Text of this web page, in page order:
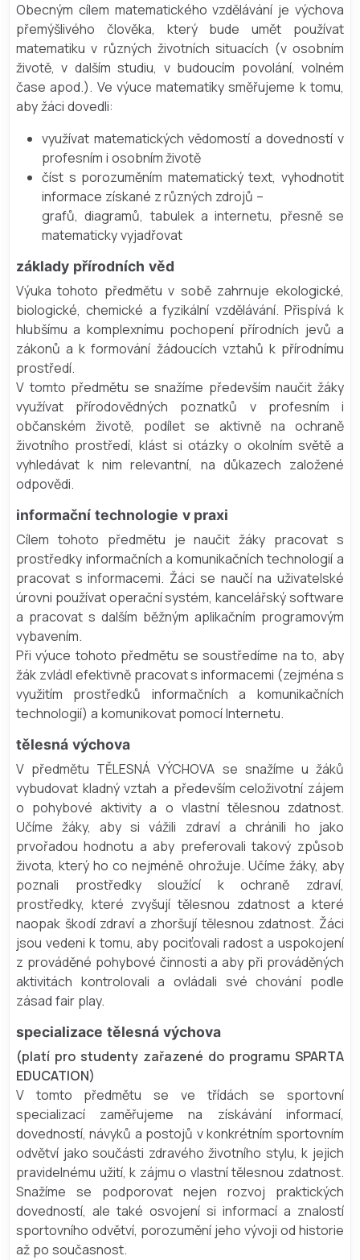
Obecným cílem matematického vzdělávání je výchova
přemýšlivého člověka, který bude umět používat
matematiku v různých životních situacích (v osobním
životě, v dalším studiu, v budoucím povolání, volném
čase apod.). Ve výuce matematiky směřujeme k tomu,
aby žáci dovedli:
využívat matematických vědomostí a dovedností v
profesním i osobním životě
číst s porozuměním matematický text, vyhodnotit
informace získané z různých zdrojů –
grafů, diagramů, tabulek a internetu, přesně se
matematicky vyjadřovat
základy přírodních věd
Výuka tohoto předmětu v sobě zahrnuje ekologické,
biologické, chemické a fyzikální vzdělávání. Přispívá k
hlubšímu a komplexnímu pochopení přírodních jevů a
zákonů a k formování žádoucích vztahů k přírodnímu
prostředí.
V tomto předmětu se snažíme především naučit žáky
využívat přírodovědných poznatků v profesním i
občanském životě, podílet se aktivně na ochraně
životního prostředí, klást si otázky o okolním světě a
vyhledávat k nim relevantní, na důkazech založené
odpovědi.
informační technologie v praxi
Cílem tohoto předmětu je naučit žáky pracovat s
prostředky informačních a komunikačních technologií a
pracovat s informacemi. Žáci se naučí na uživatelské
úrovni používat operační systém, kancelářský software
a pracovat s dalším běžným aplikačním programovým
vybavením.
Při výuce tohoto předmětu se soustředíme na to, aby
žák zvládl efektivně pracovat s informacemi (zejména s
využitím prostředků informačních a komunikačních
technologií) a komunikovat pomocí Internetu.
tělesná výchova
V předmětu TĚLESNÁ VÝCHOVA se snažíme u žáků
vybudovat kladný vztah a především celoživotní zájem
o pohybové aktivity a o vlastní tělesnou zdatnost.
Učíme žáky, aby si vážili zdraví a chránili ho jako
prvořadou hodnotu a aby preferovali takový způsob
života, který ho co nejméně ohrožuje. Učíme žáky, aby
poznali prostředky sloužící k ochraně zdraví,
prostředky, které zvyšují tělesnou zdatnost a které
naopak škodí zdraví a zhoršují tělesnou zdatnost. Žáci
jsou vedeni k tomu, aby pociťovali radost a uspokojení
z prováděné pohybové činnosti a aby při prováděných
aktivitách kontrolovali a ovládali své chování podle
zásad fair play.
specializace tělesná výchova
(platí pro studenty zařazené do programu SPARTA
EDUCATION)
V tomto předmětu se ve třídách se sportovní
specializací zaměřujeme na získávání informací,
dovedností, návyků a postojů v konkrétním sportovním
odvětví jako součásti zdravého životního stylu, k jejich
pravidelnému užití, k zájmu o vlastní tělesnou zdatnost.
Snažíme se podporovat nejen rozvoj praktických
dovedností, ale také osvojení si informací a znalostí
sportovního odvětví, porozumění jeho vývoji od historie
až po současnost.